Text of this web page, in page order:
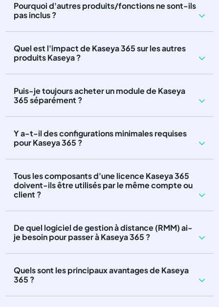
Pourquoi d'autres produits/fonctions ne sont-ils
pas inclus ?
Quel est l'impact de Kaseya 365 sur les autres
produits Kaseya ?
Puis-je toujours acheter un module de Kaseya
365 séparément ?
Y a-t-il des configurations minimales requises
pour Kaseya 365 ?
Tous les composants d'une licence Kaseya 365
doivent-ils être utilisés par le même compte ou
client ?
De quel logiciel de gestion à distance (RMM) ai-
je besoin pour passer à Kaseya 365 ?
Quels sont les principaux avantages de Kaseya
365 ?